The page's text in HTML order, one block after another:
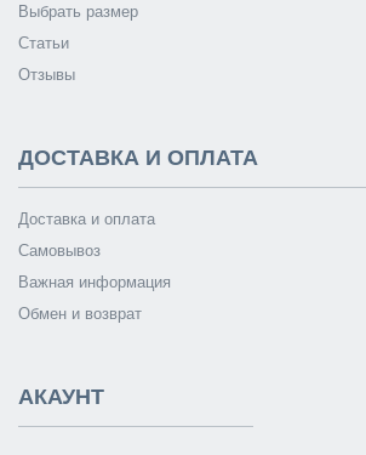
Выбрать размер
Статьи
Отзывы
ДОСТАВКА И ОПЛАТА
Доставка и оплата
Самовывоз
Важная информация
Обмен и возврат
АКАУНТ